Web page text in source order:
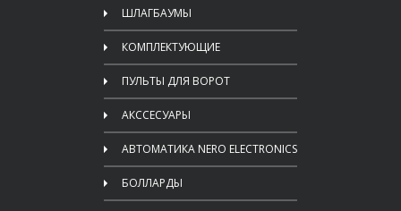
ШЛАГБАУМЫ
КОМПЛЕКТУЮЩИЕ
ПУЛЬТЫ ДЛЯ ВОРОТ
АКССЕСУАРЫ
АВТОМАТИКА NERO ELECTRONICS
БОЛЛАРДЫ